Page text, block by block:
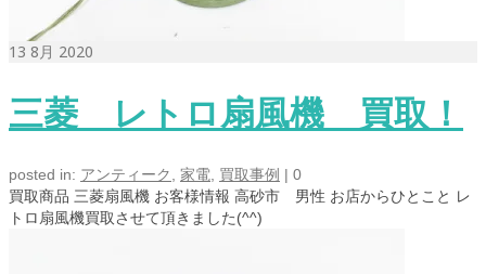
13 8月 2020
三菱 レトロ扇風機 買取！
posted in: アンティーク 家電 買取事例 | 0
買取商品 三菱扇風機 お客様情報 高砂市 男性 お店からひとこと レ
トロ扇風機買取させて頂きました(^^)